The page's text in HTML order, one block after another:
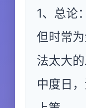
1、总论
但时常
法太大
中度日